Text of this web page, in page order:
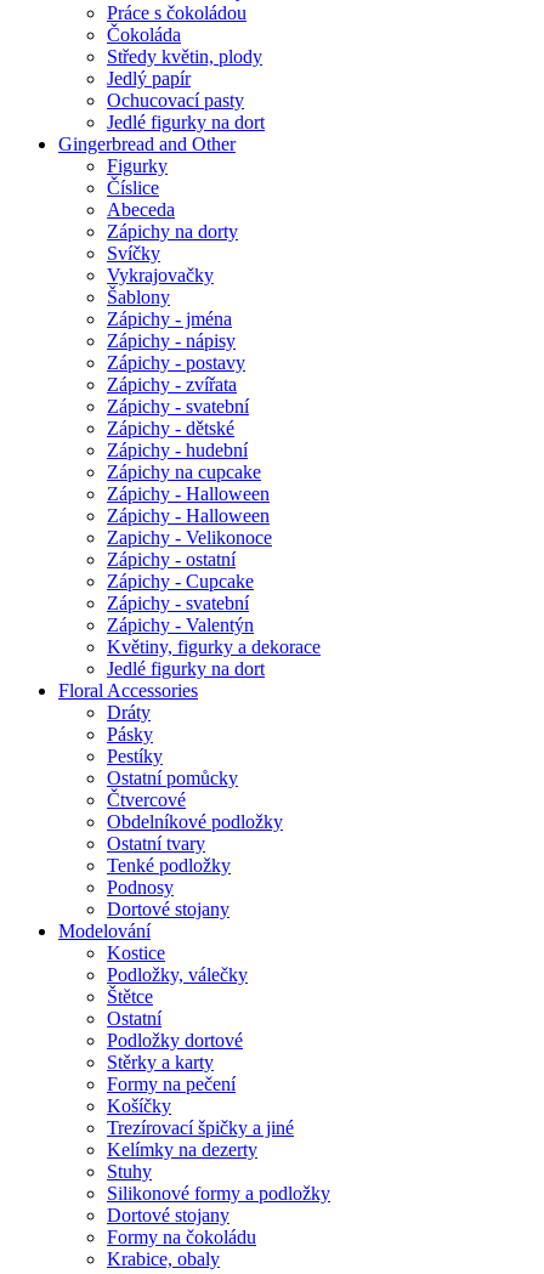
Práce s čokoládou
Čokoláda
Středy květin, plody
Jedlý papír
Ochucovací pasty
Jedlé figurky na dort
Gingerbread and Other
Figurky
Číslice
Abeceda
Zápichy na dorty
Svíčky
Vykrajovačky
Šablony
Zápichy - jména
Zápichy - nápisy
Zápichy - postavy
Zápichy - zvířata
Zápichy - svatební
Zápichy - dětské
Zápichy - hudební
Zápichy na cupcake
Zápichy - Halloween
Zápichy - Halloween
Zapichy - Velikonoce
Zápichy - ostatní
Zápichy - Cupcake
Zápichy - svatební
Zápichy - Valentýn
Květiny, figurky a dekorace
Jedlé figurky na dort
Floral Accessories
Dráty
Pásky
Pestíky
Ostatní pomůcky
Čtvercové
Obdelníkové podložky
Ostatní tvary
Tenké podložky
Podnosy
Dortové stojany
Modelování
Kostice
Podložky, válečky
Štětce
Ostatní
Podložky dortové
Stěrky a karty
Formy na pečení
Košíčky
Trezírovací špičky a jiné
Kelímky na dezerty
Stuhy
Silikonové formy a podložky
Dortové stojany
Formy na čokoládu
Krabice, obaly